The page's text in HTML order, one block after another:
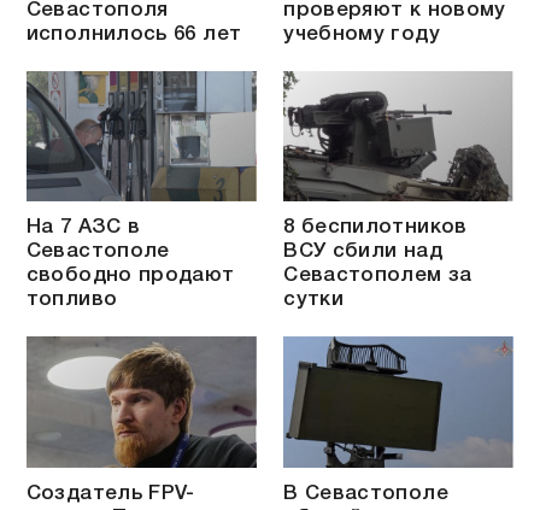
Севастополя
исполнилось 66 лет
проверяют к новому
учебному году
На 7 АЗС в
Севастополе
свободно продают
топливо
8 беспилотников
ВСУ сбили над
Севастополем за
сутки
Создатель FPV-
В Севастополе